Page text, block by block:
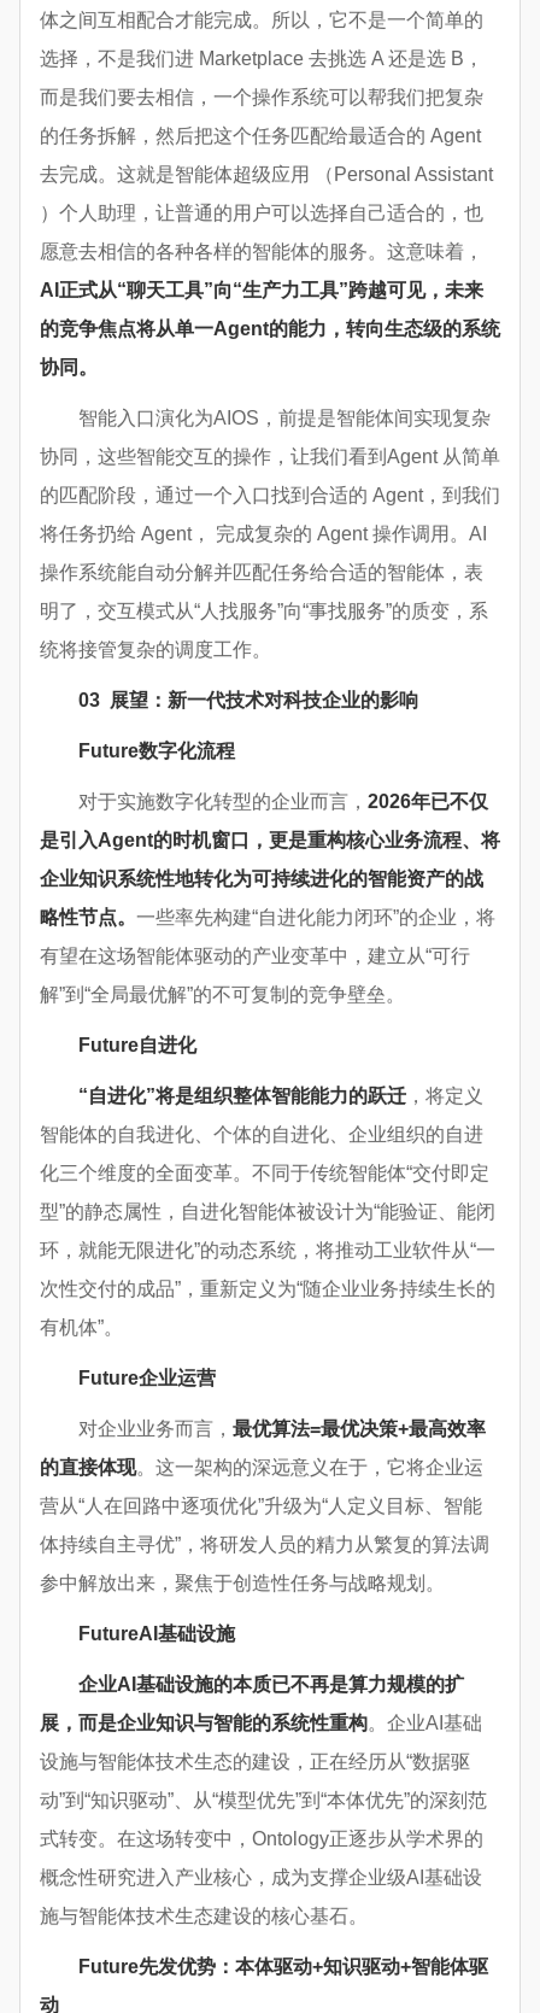
体之间互相配合才能完成。所以，它不是一个简单的
选择，不是我们进 Marketplace 去挑选 A 还是选 B，
而是我们要去相信，一个操作系统可以帮我们把复杂
的任务拆解，然后把这个任务匹配给最适合的 Agent
去完成。这就是智能体超级应用 （Personal Assistant
）个人助理，让普通的用户可以选择自己适合的，也
愿意去相信的各种各样的智能体的服务。这意味着，
AI正式从“聊天工具”向“生产力工具”跨越可见，未来
的竞争焦点将从单一Agent的能力，转向生态级的系统
协同。
智能入口演化为AIOS，前提是智能体间实现复杂
协同，这些智能交互的操作，让我们看到Agent 从简单
的匹配阶段，通过一个入口找到合适的 Agent，到我们
将任务扔给 Agent， 完成复杂的 Agent 操作调用。AI
操作系统能自动分解并匹配任务给合适的智能体，表
明了，交互模式从“人找服务”向“事找服务”的质变，系
统将接管复杂的调度工作。
03 展望：新一代技术对科技企业的影响
Future数字化流程
对于实施数字化转型的企业而言， 2026年已不仅
是引入Agent的时机窗口，更是重构核心业务流程、将
企业知识系统性地转化为可持续进化的智能资产的战
略性节点。 一些率先构建“自进化能力闭环”的企业，将
有望在这场智能体驱动的产业变革中，建立从“可行
解”到“全局最优解”的不可复制的竞争壁垒。
Future自进化
“自进化”将是组织整体智能能力的跃迁 ，将定义
智能体的自我进化、个体的自进化、企业组织的自进
化三个维度的全面变革。不同于传统智能体“交付即定
型”的静态属性，自进化智能体被设计为“能验证、能闭
环，就能无限进化”的动态系统，将推动工业软件从“一
次性交付的成品”，重新定义为“随企业业务持续生长的
有机体”。
Future企业运营
对企业业务而言， 最优算法=最优决策+最高效率
的直接体现。这一架构的深远意义在于，它将企业运
营从“人在回路中逐项优化”升级为“人定义目标、智能
体持续自主寻优”，将研发人员的精力从繁复的算法调
参中解放出来，聚焦于创造性任务与战略规划。
FutureAI基础设施
企业AI 基础设施的本质已不再是算力规模的扩
展，而是企业知识与智能的系统性重构。企业AI基础
设施与智能体技术生态的建设，正在经历从“数据驱
动”到“知识驱动”、从“模型优先”到“本体优先”的深刻范
式转变。在这场转变中，Ontology正逐步从学术界的
概念性研究进入产业核心，成为支撑企业级AI基础设
施与智能体技术生态建设的核心基石。
Future先发优势：本体驱动+知识驱动+智能体驱
动